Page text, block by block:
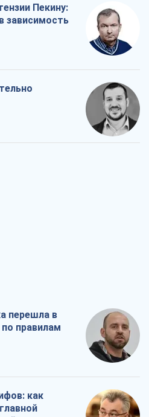
Пекину:
зависимость
перешла в
правилам
как